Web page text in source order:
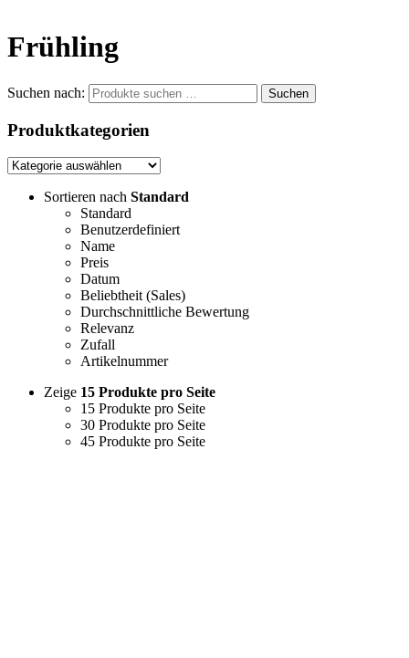
Frühling
Sortieren nach Standard
Standard
Benutzerdefiniert
Name
Preis
Datum
Beliebtheit (Sales)
Durchschnittliche Bewertung
Relevanz
Zufall
Artikelnummer
Zeige 15 Produkte pro Seite
15 Produkte pro Seite
30 Produkte pro Seite
45 Produkte pro Seite
Suchen nach: Suchen
Produktkategorien